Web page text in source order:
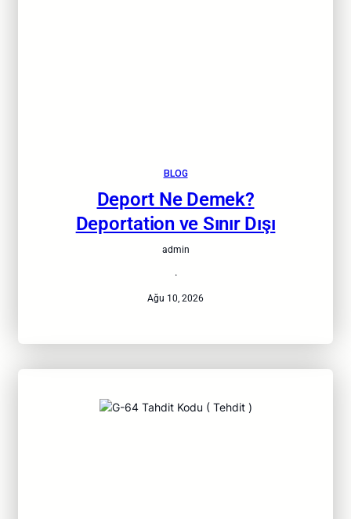
BLOG
Deport Ne Demek?
Deportation ve Sınır Dışı
admin
·
Ağu 10, 2026